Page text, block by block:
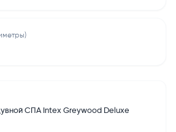
СПА Intex Greywood Deluxe